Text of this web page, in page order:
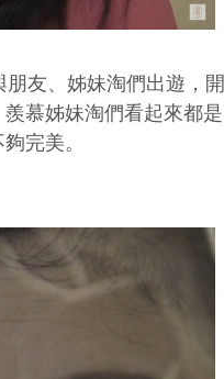
友、姊妹淘們出遊，開
慕姊妹淘們看起來都是
完美。